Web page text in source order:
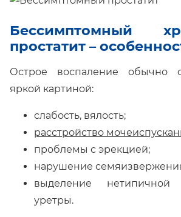
Бессимптомный
простатит –
Острое воспаление обычно
яркой картиной:
слабость, вялость;
расстройство
проблемы с эрекцией;
нарушение
выделение
уретры.